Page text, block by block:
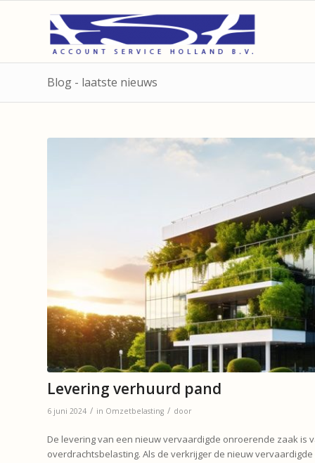
Blog - laatste nieuws
Levering verhuurd pand
6 juni 2024 / in Omzetbelasting / door
De levering van een nieuw vervaardigde onroerende zaak is
overdrachtsbelasting. Als de verkrijger de nieuw